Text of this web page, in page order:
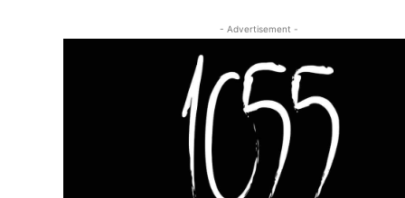
- Advertisement -